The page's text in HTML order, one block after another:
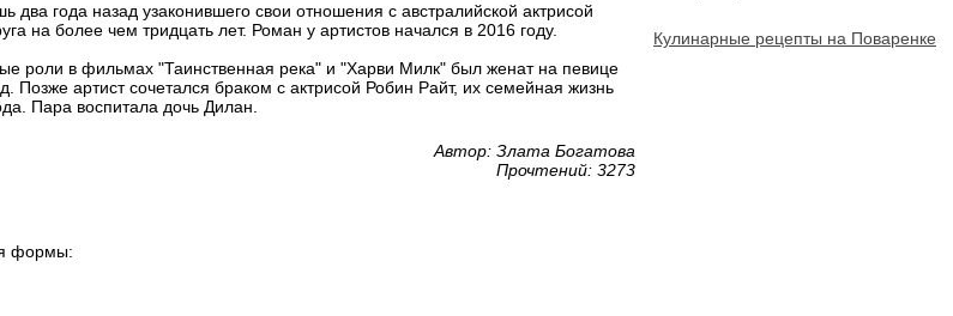
два года назад узаконившего свои отношения с австралийской актрисой
на более чем тридцать лет. Роман у артистов начался в 2016 году.
роли в фильмах "Таинственная река" и "Харви Милк" был женат на певице
артист сочетался браком с актрисой Робин Райт, их семейная жизнь
Пара воспитала дочь Дилан.
Автор: Злата Богатова
Прочтений: 3273
формы:
Кулинарные рецепты на Поваренке